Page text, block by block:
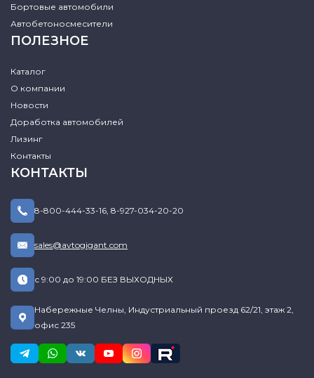
Бортовые автомобили
Автобетоносмесители
ПОЛЕЗНОЕ
Каталог
О компании
Новости
Доработка автомобилей
Лизинг
Контакты
КОНТАКТЫ
8-800-444-33-16 8-927-034-20-20
sales@avtogigant.com
с 9:00 до 19:00 БЕЗ ВЫХОДНЫХ
Набережные Челны, Индустриальный проезд 62/21, этаж 2,
офис 235